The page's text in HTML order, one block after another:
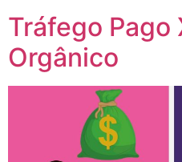
Tráfego Pago
Orgânico